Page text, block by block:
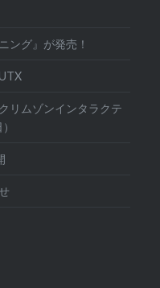
ング』が発売！
リムゾンインタラクテ